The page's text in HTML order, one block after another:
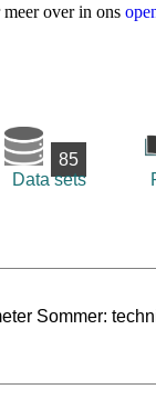
over in ons
85
Data sets
Sommer: